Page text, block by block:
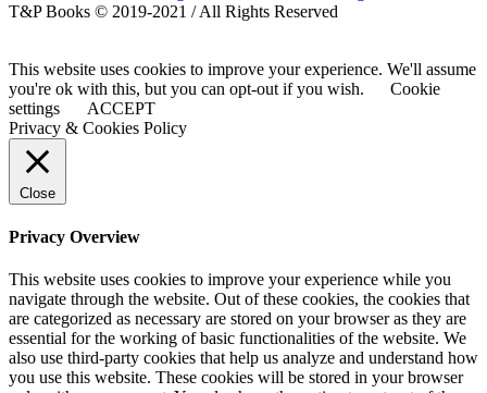
T&P Books © 2019-2021 / All Rights Reserved
This website uses cookies to improve your experience. We'll assume
you're ok with this, but you can opt-out if you wish.
Cookie
settings
ACCEPT
Privacy & Cookies Policy
Close
Privacy Overview
This website uses cookies to improve your experience while you
navigate through the website. Out of these cookies, the cookies that
are categorized as necessary are stored on your browser as they are
essential for the working of basic functionalities of the website. We
also use third-party cookies that help us analyze and understand how
you use this website. These cookies will be stored in your browser